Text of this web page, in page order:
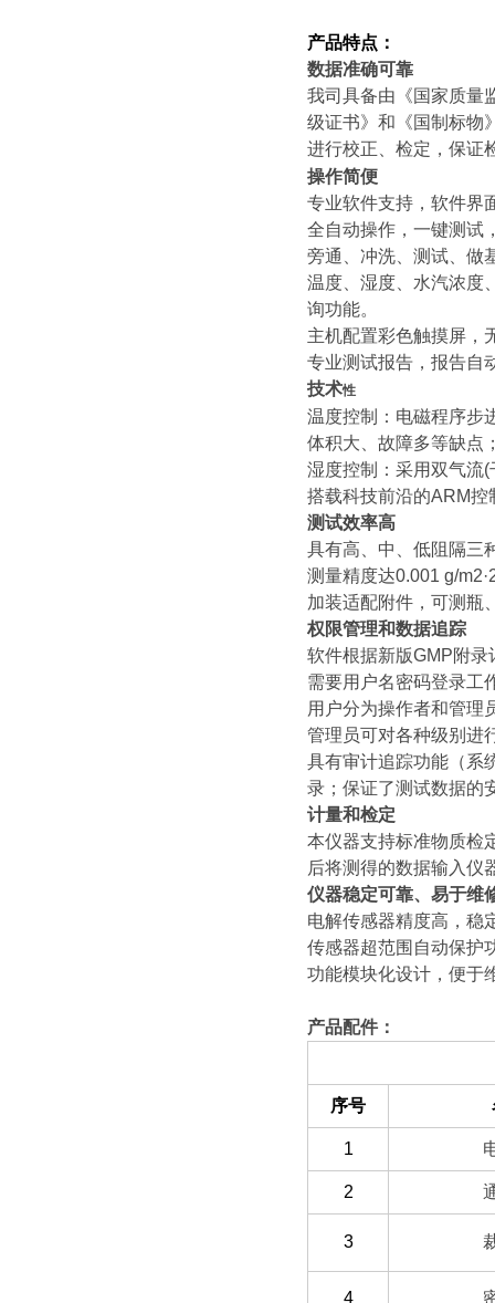
产品特点：
数据准确可靠
我司具备由《国家质量
级证书》和《国制标物
进行校正、检定，保证
操作简便
专业软件支持，软件界
全自动操作，一键测试
旁通、冲洗、测试、做
温度、湿度、水汽浓度
询功能。
主机配置彩色触摸屏，
专业测试报告，报告自
技术性
温度控制：电磁程序步
体积大、故障多等缺点
湿度控制：采用双气流
搭载科技前沿的ARM
测试效率高
具有高、中、低阻隔三
测量精度达0.001 g/
加装适配附件，可测瓶
权限管理和数据追踪
软件根据新版GMP附
需要用户名密码登录工
用户分为操作者和管理
管理员可对各种级别进
具有审计追踪功能（系
录；保证了测试数据的
计量和检定
本仪器支持标准物质检
后将测得的数据输入仪
仪器稳定可靠、易于维
电解传感器精度高，稳
传感器超范围自动保护
功能模块化设计，便于
产品配件：
序号
1
2
3
4